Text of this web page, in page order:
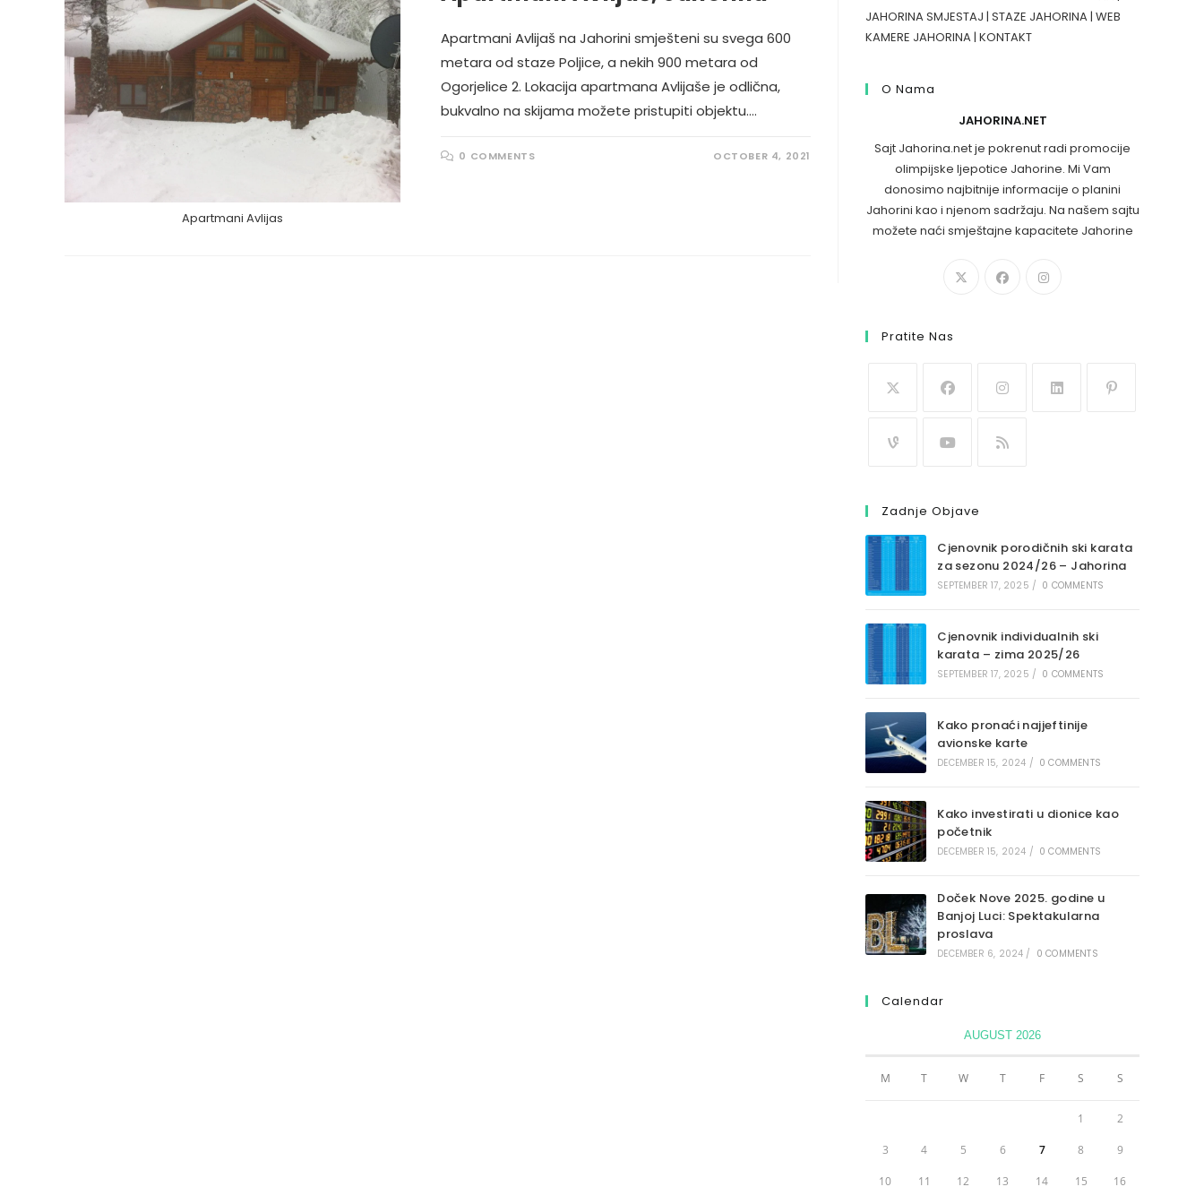
Apartmani Avlijas
Apartmani Avlijaš na Jahorini smješteni su svega 600
metara od staze Poljice, a nekih 900 metara od
Ogorjelice 2. Lokacija apartmana Avlijaše je odlična,
bukvalno na skijama možete pristupiti objektu.…
0 COMMENTS OCTOBER 4, 2021
JAHORINA SMJESTAJ | STAZE JAHORINA| WEB
KAMERE JAHORINA| KONTAKT
O Nama
JAHORINA.NET
Sajt Jahorina.net je pokrenut radi promocije
olimpijske ljepotice Jahorine. Mi Vam
donosimo najbitnije informacije o planini
Jahorini kao i njenom sadržaju. Na našem sajtu
možete naći smještajne kapacitete Jahorine
Pratite Nas
Zadnje Objave
Cjenovnik porodičnih ski karata
za sezonu 2024/26 – Jahorina
SEPTEMBER 17, 2025 / 0 COMMENTS
Cjenovnik individualnih ski
karata – zima 2025/26
SEPTEMBER 17, 2025 / 0 COMMENTS
Kako pronaći najjeftinije
avionske karte
DECEMBER 15, 2024 / 0 COMMENTS
Kako investirati u dionice kao
početnik
DECEMBER 15, 2024 / 0 COMMENTS
Doček Nove 2025. godine u
Banjoj Luci: Spektakularna
proslava
DECEMBER 6, 2024 / 0 COMMENTS
Calendar
AUGUST 2026
M T W T F S S
1 2
3 4 5 6 7 8 9
10 11 12 13 14 15 16